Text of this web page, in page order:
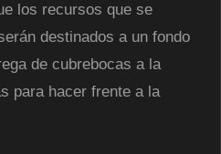
los recursos que se
destinados a un fondo
de cubrebocas a la
para hacer frente a la